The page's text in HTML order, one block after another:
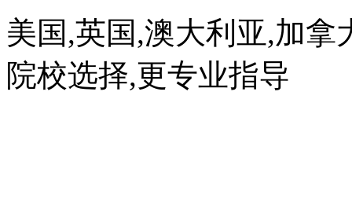
美国,英国,澳大利亚,加拿
院校选择,更专业指导